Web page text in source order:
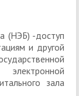
(НЭБ) -доступ
и другой
зала